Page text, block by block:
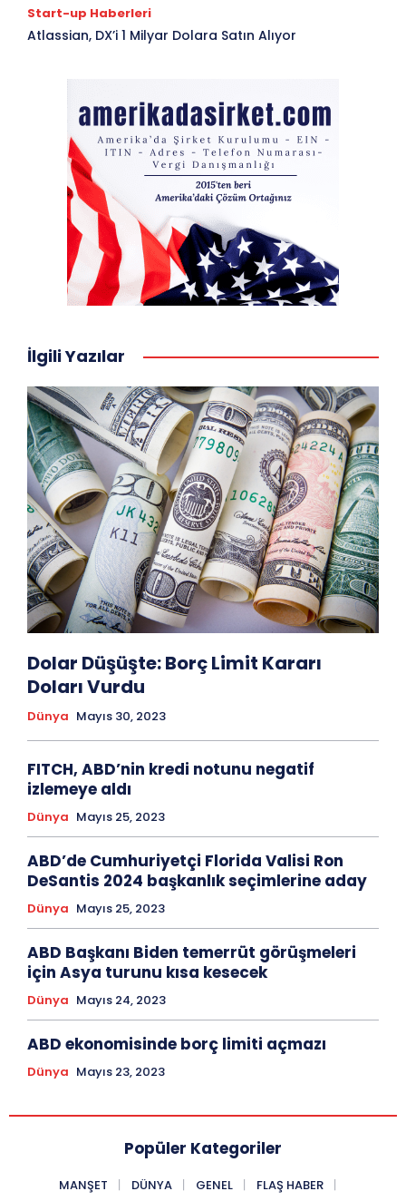
Start-up Haberleri
Atlassian, DX’i 1 Milyar Dolara Satın Alıyor
İlgili Yazılar
Dolar Düşüşte: Borç Limit Kararı
Doları Vurdu
Dünya Mayıs 30, 2023
FITCH, ABD’nin kredi notunu negatif
izlemeye aldı
Dünya Mayıs 25, 2023
ABD’de Cumhuriyetçi Florida Valisi Ron
DeSantis 2024 başkanlık seçimlerine aday
Dünya Mayıs 25, 2023
ABD Başkanı Biden temerrüt görüşmeleri
için Asya turunu kısa kesecek
Dünya Mayıs 24, 2023
ABD ekonomisinde borç limiti açmazı
Dünya Mayıs 23, 2023
Popüler Kategoriler
MANŞET DÜNYA GENEL
FLAŞ HABER